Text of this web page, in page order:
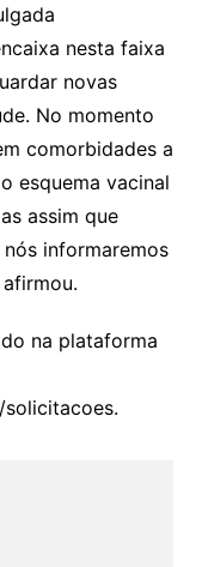
nesta faixa
novas
No momento
comorbidades a
esquema vacinal
assim que
informaremos
na plataforma